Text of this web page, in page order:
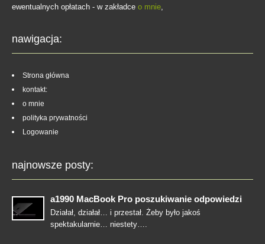
ewentualnych opłatach - w zakładce o mnie
nawigacja:
Strona główna
kontakt:
o mnie
polityka prywatności
Logowanie
najnowsze posty:
a1990 MacBook Pro poszukiwanie odpowiedzi
Działał, działał… i przestał. Żeby było jakoś
spektakularnie… niestety….